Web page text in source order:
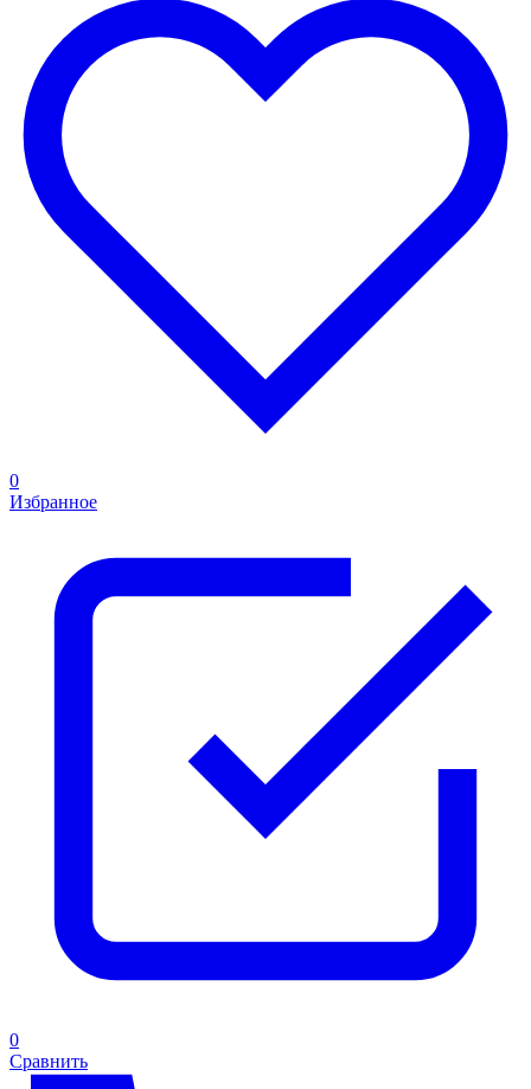
0
Избранное
0
Сравнить